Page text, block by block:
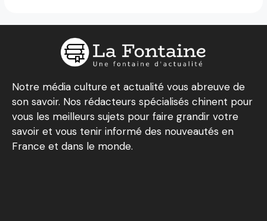
Notre média culture et actualité vous abreuve de
son savoir. Nos rédacteurs spécialisés chinent pour
vous les meilleurs sujets pour faire grandir votre
savoir et vous tenir informé des nouveautés en
France et dans le monde.